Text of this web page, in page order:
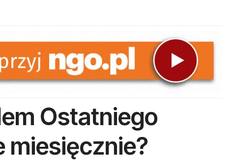
Ostatniego
miesięcznie?